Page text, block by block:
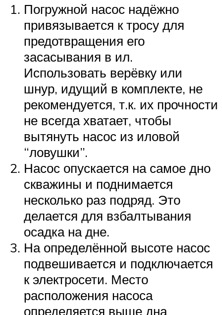
Погружной насос надёжно
привязывается к тросу для
предотвращения его
засасывания в ил.
Использовать верёвку или
шнур, идущий в комплекте, не
рекомендуется, т.к. их прочности
не всегда хватает, чтобы
вытянуть насос из иловой
“ловушки”.
Насос опускается на самое дно
скважины и поднимается
несколько раз подряд. Это
делается для взбалтывания
осадка на дне.
На определённой высоте насос
подвешивается и подключается
к электросети. Место
расположения насоса
определяется выше дна